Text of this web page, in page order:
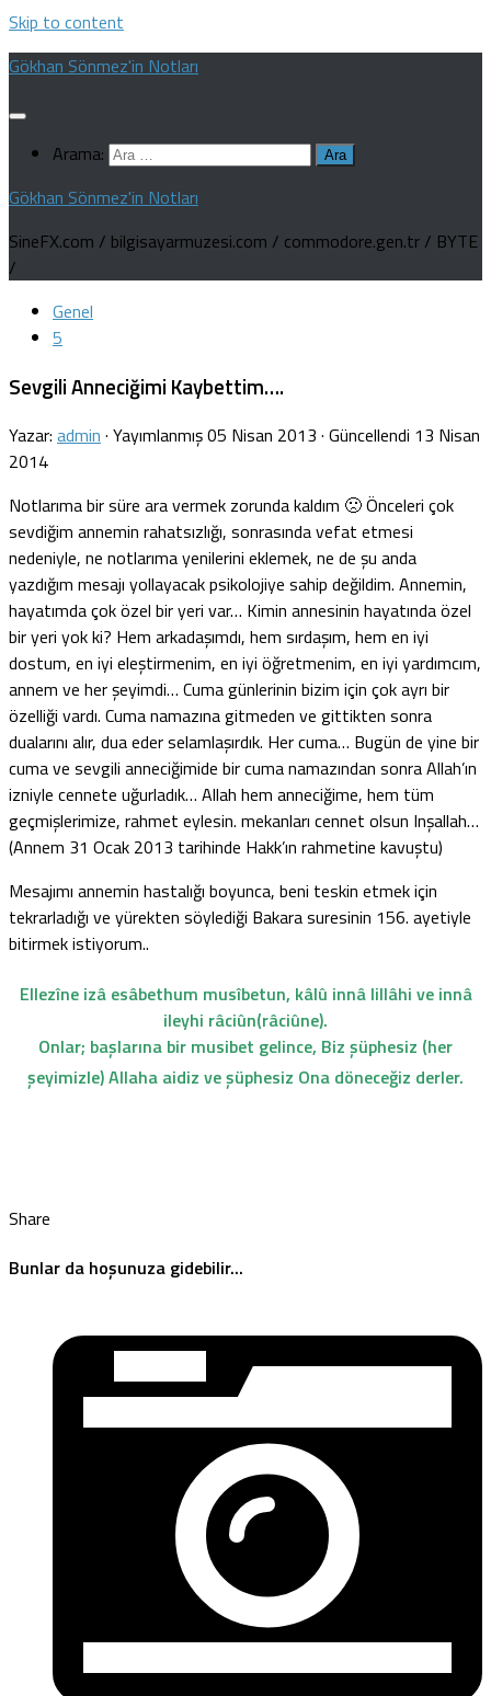
Skip to content
Gökhan Sönmez'in Notları
Arama:
Gökhan Sönmez'in Notları
SineFX.com / bilgisayarmuzesi.com / commodore.gen.tr / BYTE
/
Genel
5
Sevgili Anneciğimi Kaybettim….
Yazar: admin · Yayımlanmış05 Nisan 2013 · Güncellendi 13 Nisan
2014
Notlarıma bir süre ara vermek zorunda kaldım 🙁 Önceleri çok
sevdiğim annemin rahatsızlığı, sonrasında vefat etmesi
nedeniyle, ne notlarıma yenilerini eklemek, ne de şu anda
yazdığım mesajı yollayacak psikolojiye sahip değildim. Annemin,
hayatımda çok özel bir yeri var… Kimin annesinin hayatında özel
bir yeri yok ki? Hem arkadaşımdı, hem sırdaşım, hem en iyi
dostum, en iyi eleştirmenim, en iyi öğretmenim, en iyi yardımcım,
annem ve her şeyimdi… Cuma günlerinin bizim için çok ayrı bir
özelliği vardı. Cuma namazına gitmeden ve gittikten sonra
dualarını alır, dua eder selamlaşırdık. Her cuma… Bugün de yine bir
cuma ve sevgili anneciğimide bir cuma namazından sonra Allah’ın
izniyle cennete uğurladık… Allah hem anneciğime, hem tüm
geçmişlerimize, rahmet eylesin. mekanları cennet olsun Inşallah…
(Annem 31 Ocak 2013 tarihinde Hakk’ın rahmetine kavuştu)
Mesajımı annemin hastalığı boyunca, beni teskin etmek için
tekrarladığı ve yürekten söylediği Bakara suresinin 156. ayetiyle
bitirmek istiyorum..
Ellezîne izâ esâbethum musîbetun, kâlû innâ lillâhi ve innâ
ileyhi râciûn(râciûne).
Onlar; başlarına bir musibet gelince, Biz şüphesiz (her
şeyimizle) Allaha aidiz ve şüphesiz Ona döneceğiz derler.
Share
Bunlar da hoşunuza gidebilir...